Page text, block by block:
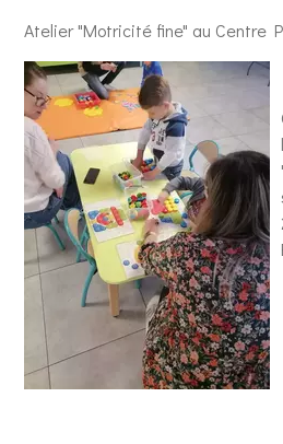
Atelier "Motricité fine" au Centre